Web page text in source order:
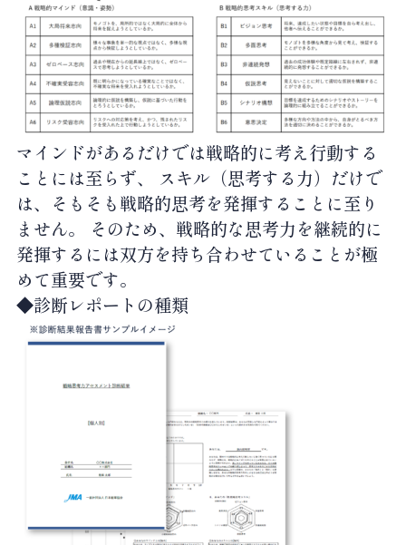
マインドがあるだけでは戦略的に考え行動する
ことには至らず、 スキル（思考する力）だけで
は、そもそも戦略的思考を発揮することに至り
ません。 そのため、戦略的な思考力を継続的に
発揮するには双方を持ち合わせていることが極
めて重要です。
◆診断レポートの種類